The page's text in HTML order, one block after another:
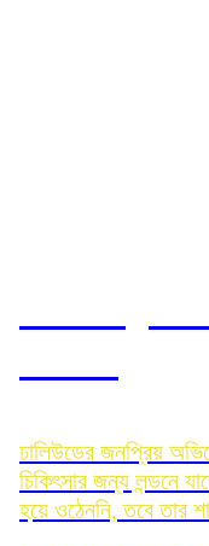
ঢালিউডের জনপ্রিয়
চিকিৎসার জন্য লন্ডনে
হয়ে ওঠেননি, তবে তার